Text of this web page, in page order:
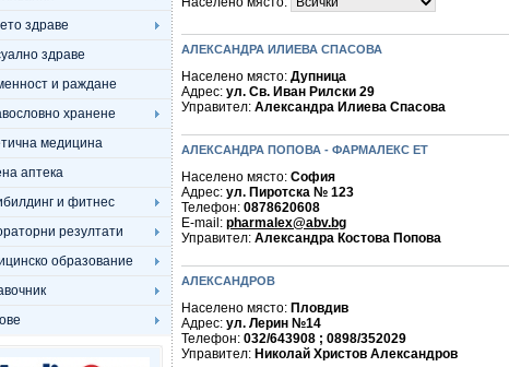
здраве
здраве
и раждане
хранене
медицина
аптека
и фитнес
резултати
образование
АЛЕКСАНДРА ИЛИЕВА СПАСОВА
Населено място: Дупница
Адрес: ул. Св. Иван Рилски 29
Управител: Александра Илиева Спасова
АЛЕКСАНДРА ПОПОВА - ФАРМАЛЕКС ЕТ
Населено място: София
Адрес: ул. Пиротска № 123
Телефон: 0878620608
E-mail: pharmalex@abv.bg
Управител: Александра Костова Попова
АЛЕКСАНДРОВ
Населено място: Пловдив
Адрес: ул. Лерин №14
Телефон: 032/643908 ; 0898/352029
Управител: Николай Христов Александров